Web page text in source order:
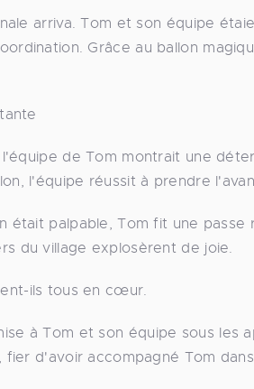
arriva. Tom et son équipe
Grâce au ballon
de Tom montrait une
l'équipe réussit à prendre
était palpable, Tom fit une
du village explosèrent de joie.
ils tous en cœur.
à Tom et son équipe sous les
fier d'avoir accompagné Tom